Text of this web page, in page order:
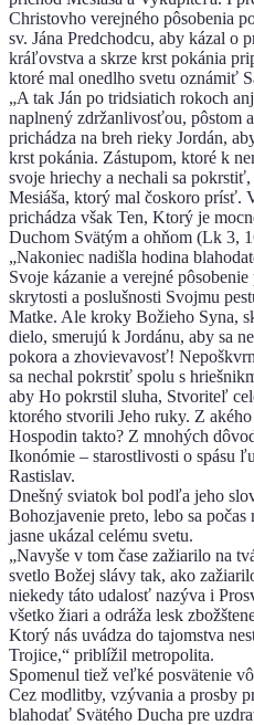
Christovho verejného pôsobenia
sv. Jána Predchodcu, aby kázal o
kráľovstva a skrze krst pokánia
ktoré mal onedlho svetu oznámiť
„A tak Ján po tridsiatich rokoch
naplnený zdržanlivosťou, pôstom
prichádza na breh rieky Jordán,
krst pokánia. Zástupom, ktoré k
svoje hriechy a nechali sa
Mesiáša, ktorý mal čoskoro prísť.
prichádza však Ten, Ktorý je
Duchom Svätým a ohňom (Lk 3,
„Nakoniec nadišla hodina
Svoje kázanie a verejné
skrytosti a poslušnosti Svojmu
Matke. Ale kroky Božieho Syna,
dielo, smerujú k Jordánu, aby sa
pokora a zhovievavosť!
sa nechal pokrstiť spolu s
aby Ho pokrstil sluha, Stvoriteľ
ktorého stvorili Jeho ruky. Z
Hospodin takto? Z mnohých
Ikonómie – starostlivosti o spásu
Rastislav.
Dnešný sviatok bol podľa jeho
Bohozjavenie preto, lebo sa
jasne ukázal celému svetu.
„Navyše v tom čase zažiarilo na
svetlo Božej slávy tak, ako
niekedy táto udalosť nazýva i
všetko žiari a odráža lesk
Ktorý nás uvádza do tajomstva
Trojice,“ priblížil metropolita.
Spomenul tiež veľké posvätenie
Cez modlitby, vzývania a prosby
blahodať Svätého Ducha pre